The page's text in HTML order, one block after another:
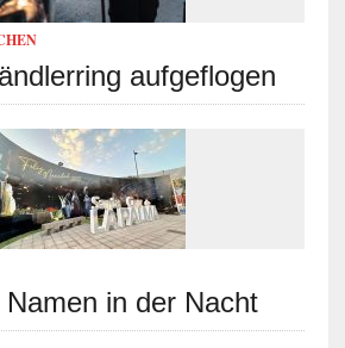
aufgeflogen
in der Nacht